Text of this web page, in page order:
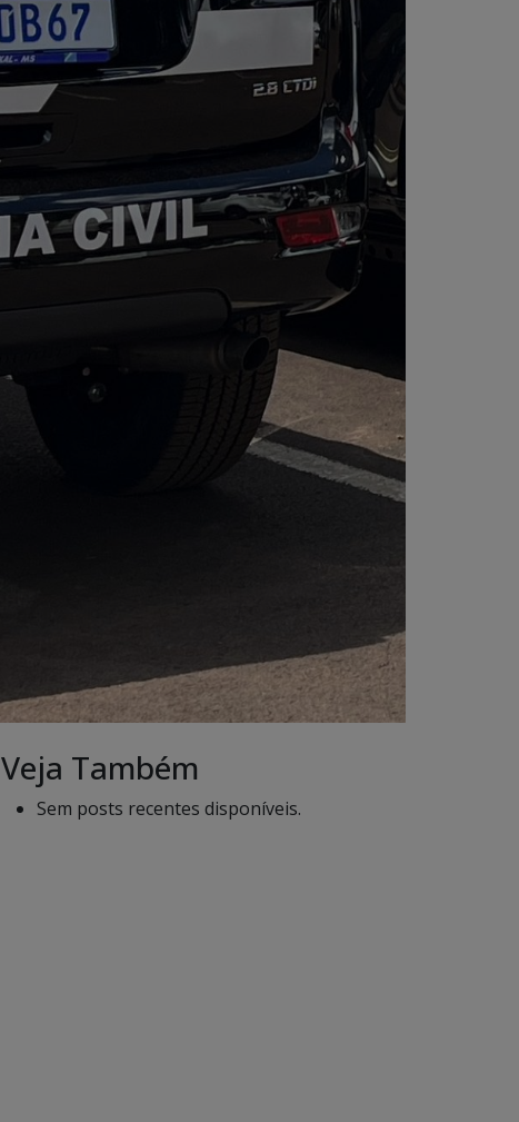
Veja Também
Sem posts recentes disponíveis.